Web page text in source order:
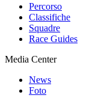
Percorso
Classifiche
Squadre
Race Guides
Media Center
News
Foto